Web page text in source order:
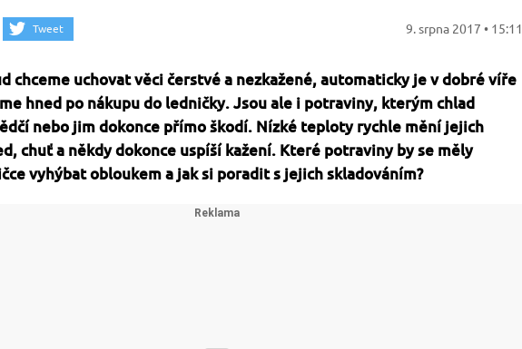
9. srpna 2017 • 15:11
Tweet
chceme uchovat věci čerstvé a nezkažené, automaticky je v dobré víře
hned po nákupu do ledničky. Jsou ale i potraviny, kterým chlad
nebo jim dokonce přímo škodí. Nízké teploty rychle mění jejich
chuť a někdy dokonce uspíší kažení. Které potraviny by se měly
vyhýbat obloukem a jak si poradit s jejich skladováním?